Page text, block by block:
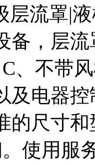
层流罩|
备，层
、不带
及电器
的尺寸
使用服